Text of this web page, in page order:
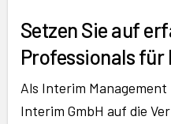
Setzen Sie auf
Professionals für
Als Interim
Interim GmbH auf die